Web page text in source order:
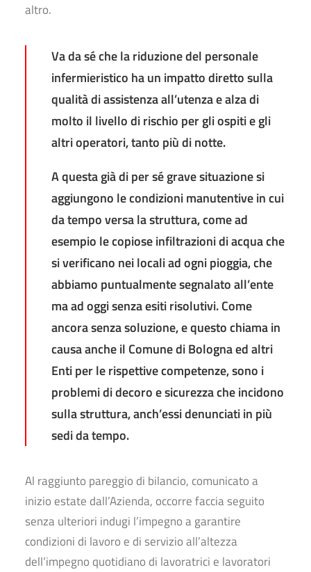
altro.
Va da sé che la riduzione del personale
infermieristico ha un impatto diretto sulla
qualità di assistenza all’utenza e alza di
molto il livello di rischio per gli ospiti e gli
altri operatori, tanto più di notte.
A questa già di per sé grave situazione si
aggiungono le condizioni manutentive in cui
da tempo versa la struttura, come ad
esempio le copiose infiltrazioni di acqua che
si verificano nei locali ad ogni pioggia, che
abbiamo puntualmente segnalato all’ente
ma ad oggi senza esiti risolutivi. Come
ancora senza soluzione, e questo chiama in
causa anche il Comune di Bologna ed altri
Enti per le rispettive competenze, sono i
problemi di decoro e sicurezza che incidono
sulla struttura, anch’essi denunciati in più
sedi da tempo.
Al raggiunto pareggio di bilancio, comunicato a
inizio estate dall’Azienda, occorre faccia seguito
senza ulteriori indugi l’impegno a garantire
condizioni di lavoro e di servizio all’altezza
dell’impegno quotidiano di lavoratrici e lavoratori